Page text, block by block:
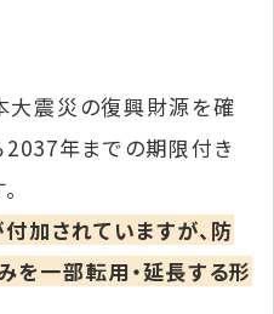
大震災の復興財源を確
2037年までの期限付き
加されていますが、防
一部転用・延長する形